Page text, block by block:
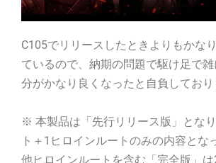
C105でリリースしたときよりもかな
ているので、納期の問題で駆け足で
分がかなり良くなったと自負しており
※ 本製品は「先行リリース版」とな
ト＋1ヒロインルートのみの内容とな
他ヒロインルートを含む「完全版」